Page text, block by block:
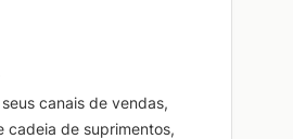
canais de vendas,
cadeia de suprimentos,